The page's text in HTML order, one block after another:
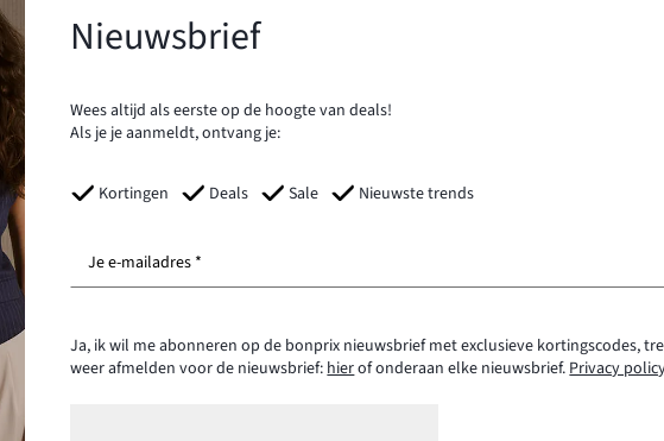
Nieuwsbrief
Wees altijd als eerste op de hoogte van deals!
Als je je aanmeldt, ontvang je:
Kortingen Deals Sale Nieuwste trends
Je e-mailadres *
Ja, ik wil me abonneren op de bonprix nieuwsbrief met exclusieve kortingscodes,
weer afmelden voor de nieuwsbrief:hierof onderaan elke nieuwsbrief.Privacy